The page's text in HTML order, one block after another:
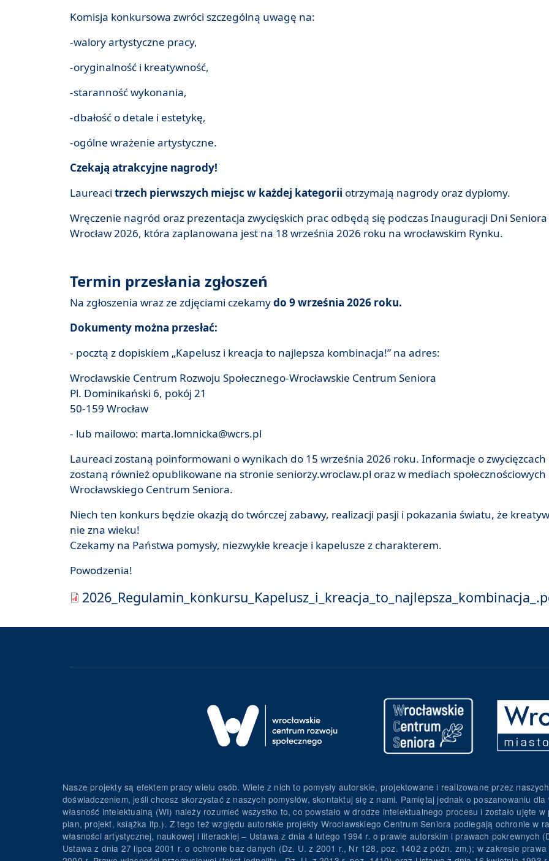
Komisja konkursowa zwróci szczególną uwagę na:
-walory artystyczne pracy,
-oryginalność i kreatywność,
-staranność wykonania,
-dbałość o detale i estetykę,
-ogólne wrażenie artystyczne.
Czekają atrakcyjne nagrody!
Laureaci trzech pierwszych miejsc w każdej kategorii otrzymają nagrody oraz dyplomy.
Wręczenie nagród oraz prezentacja zwycięskich prac odbędą się podczas Inauguracji Dni Seniora
Wrocław 2026, która zaplanowana jest na 18 września 2026 roku na wrocławskim Rynku.
Termin przesłania zgłoszeń
Na zgłoszenia wraz ze zdjęciami czekamydo 9 września 2026 roku.
Dokumenty można przesłać:
- pocztą z dopiskiem „Kapelusz i kreacja to najlepsza kombinacja!” na adres:
Wrocławskie Centrum Rozwoju Społecznego-Wrocławskie Centrum Seniora
Pl. Dominikański 6, pokój 21
50-159 Wrocław
- lub mailowo: marta.lomnicka@wcrs.pl
Laureaci zostaną poinformowani o wynikach do 15 września 2026 roku. Informacje o zwycięzcach
zostaną również opublikowane na stronie seniorzy.wroclaw.pl oraz w mediach społecznościowych
Wrocławskiego Centrum Seniora.
Niech ten konkurs będzie okazją do twórczej zabawy, realizacji pasji i pokazania światu, że
nie zna wieku!
Czekamy na Państwa pomysły, niezwykłe kreacje i kapelusze z charakterem.
Powodzenia!
Nasze projekty są efektem pracy wielu osób. Wiele z nich to pomysły autorskie, projektowane i realizowane przez
doświadczeniem, jeśli chcesz skorzystać z naszych pomysłów, skontaktuj się z nami. Pamiętaj jednak o poszanowaniu
własność intelektualną (WI) należy rozumieć wszystko to, co powstało w drodze intelektualnego procesu i zostało ujęte
plan, projekt, książka itp.). Z tego też względu autorskie projekty Wrocławskiego Centrum Seniora podlegają ochronie w
własności artystycznej, naukowej i literackiej – Ustawa z dnia 4 lutego 1994 r. o prawie autorskim i prawach pokrewnych
Ustawa z dnia 27 lipca 2001 r. o ochronie baz danych (Dz. U. z 2001 r., Nr 128, poz. 1402 z późn. zm.); w zakresie